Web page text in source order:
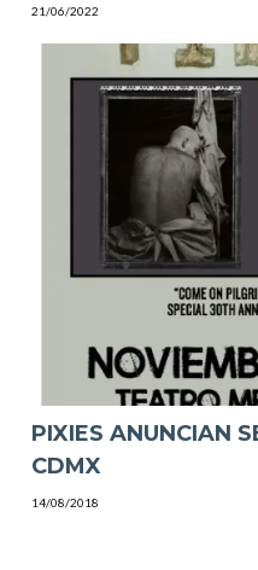
21/06/2022
PIXIES ANUNCIAN
CDMX
14/08/2018